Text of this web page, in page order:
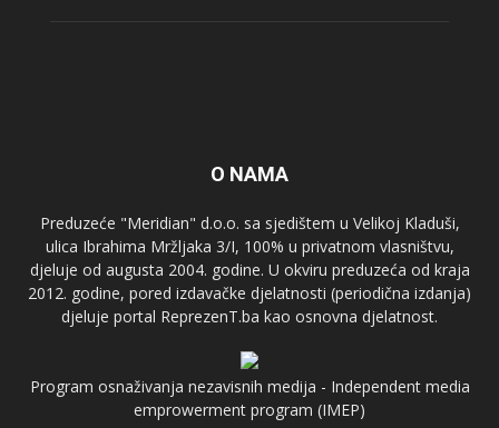
O NAMA
Preduzeće "Meridian" d.o.o. sa sjedištem u Velikoj Kladuši,
ulica Ibrahima Mržljaka 3/I, 100% u privatnom vlasništvu,
djeluje od augusta 2004. godine. U okviru preduzeća od kraja
2012. godine, pored izdavačke djelatnosti (periodična izdanja)
djeluje portal ReprezenT.ba kao osnovna djelatnost.
Program osnaživanja nezavisnih medija - Independent media
emprowerment program (IMEP)